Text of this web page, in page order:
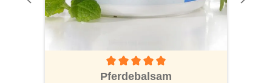
Durchschnittliche Bewertung von 5 von 5
Pferdebalsam